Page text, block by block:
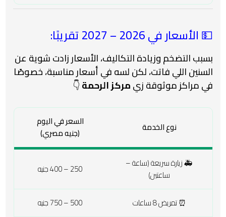
💵 الأسعار في 2026 – 2027 تقريبًا:
بسبب التضخم وزيادة التكاليف، الأسعار زادت شوية عن
السنين اللي فاتت، لكن لسه في أسعار مناسبة، خصوصًا
في مراكز موثوقة زيمركز الرحمة👇
نوع الخدمة
السعر في اليوم
(جنيه مصري)
🚑 زيارة سريعة (ساعة –
ساعتين)
250 – 400 جنيه
⏰ تمريض 8 ساعات
500 – 750 جنيه